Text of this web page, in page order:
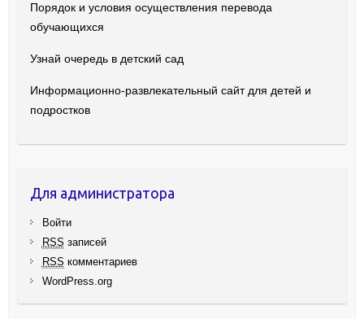
Порядок и условия осуществления перевода
обучающихся
Узнай очередь в детский сад
Информационно-развлекательный сайт для детей и
подростков
Для администратора
Войти
RSS записей
RSS комментариев
WordPress.org